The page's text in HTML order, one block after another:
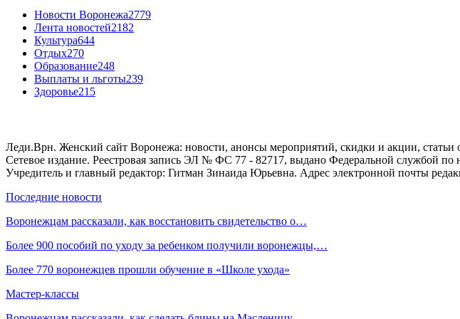
Новости Воронежа2779
Лента новостей2182
Культура644
Отдых270
Образование248
Выплаты и льготы239
Здоровье215
Леди.Врн. Женский сайт Воронежа: новости, анонсы мероприятий, скидки и акции, статьи
Сетевое издание. Реестровая запись ЭЛ № ФС 77 - 82717, выдано Федеральной службой
Учредитель и главный редактор: Гитман Зинаида Юрьевна. Адрес электронной почты
Последние новости
Воронежцам рассказали, как восстановить свидетельство о…
Более 900 пособий по уходу за ребенком получили воронежцы,…
Более 770 воронежцев прошли обучение в «Школе ухода»
Мастер-классы